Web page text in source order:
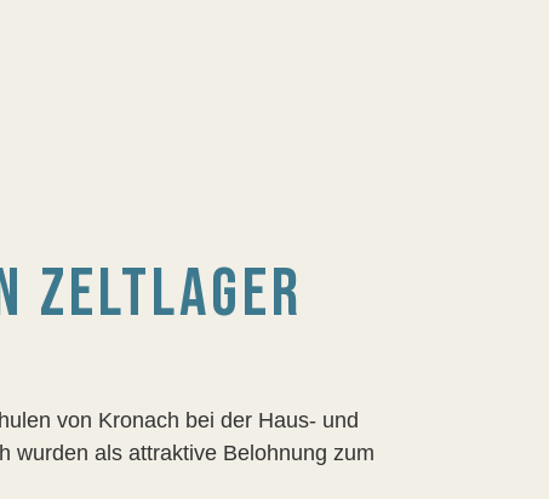
ZELTLAGER
von Kronach bei der Haus- und
wurden als attraktive Belohnung zum